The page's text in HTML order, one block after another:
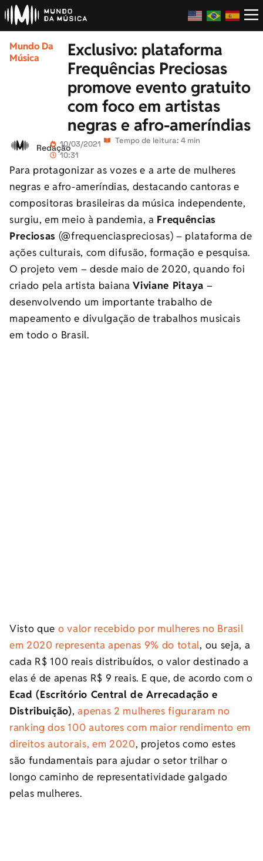
Mundo Da
Música
Exclusivo: plataforma
Frequências Preciosas
promove evento gratuito
com foco em artistas
negras e afro-ameríndias
Redação10/03/2021
10:31
Tempo de leitura: 4 min
Para protagonizar as vozes e a arte de mulheres
negras e afro-ameríndias, destacando cantoras e
compositoras brasileiras da música independente,
surgiu, em meio à pandemia, a Frequências
Preciosas (@frequenciaspreciosas) – plataforma de
ações culturais, com difusão, formação e pesquisa.
O projeto vem – desde maio de 2020, quando foi
criado pela artista baianaViviane Pitaya –
desenvolvendo um importante trabalho de
mapeamento e divulgação de trabalhos musicais
em todo o Brasil.
Visto que o valor recebido por mulheres no Brasil
em 2020 representa apenas 9% do total, ou seja, a
cada R$ 100 reais distribuídos, o valor destinado a
elas é de apenas R$ 9 reais. E que, de acordo com o
Ecad (Escritório Central de Arrecadação e
Distribuição), apenas 2 mulheres figuraram no
ranking dos 100 autores com maior rendimento em
direitos autorais, em 2020, projetos como estes
são fundamentais para ajudar o setor trilhar o
longo caminho de representatividade galgado
pelas mulheres.